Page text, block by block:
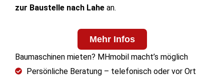
zur Baustelle nach Lahe an.
Mehr Infos
Baumaschinen mieten? MHmobil macht’s möglich
Persönliche Beratung – telefonisch oder vor Ort